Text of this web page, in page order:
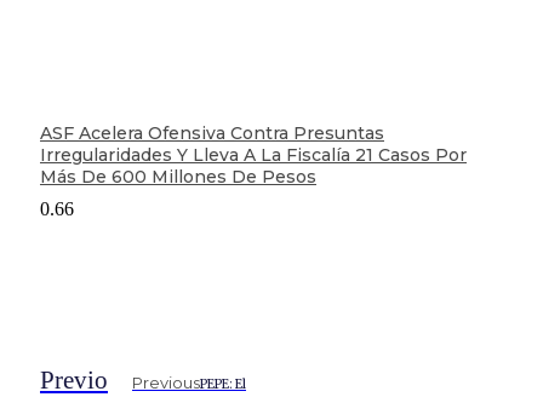
ASF Acelera Ofensiva Contra Presuntas
Irregularidades Y Lleva A La Fiscalía 21 Casos Por
Más De 600 Millones De Pesos
Previo PreviousPEPE: El